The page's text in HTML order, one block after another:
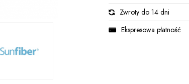
Zwroty do 14 dni
Ekspresowa płatność